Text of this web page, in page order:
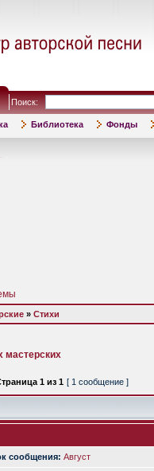
Поиск:
Библиотека Фонды
» Стихи
мастерских
1 из 1 [ 1 сообщение ]
сообщения: Август